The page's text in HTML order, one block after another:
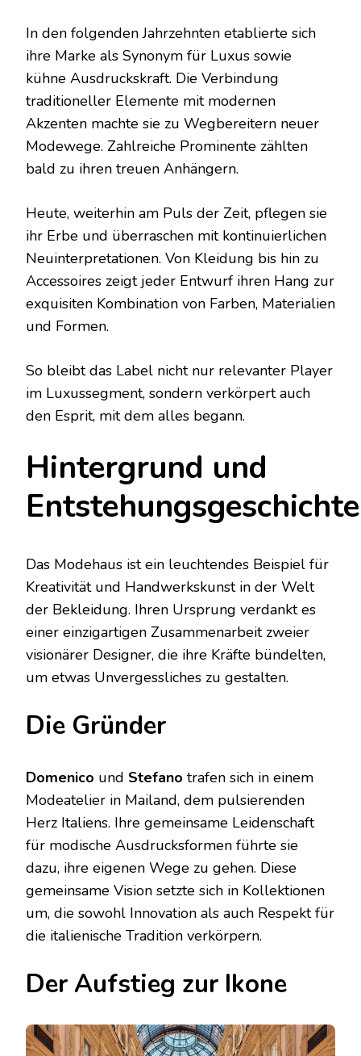
In den folgenden Jahrzehnten etablierte sich
ihre Marke als Synonym für Luxus sowie
kühne Ausdruckskraft. Die Verbindung
traditioneller Elemente mit modernen
Akzenten machte sie zu Wegbereitern neuer
Modewege. Zahlreiche Prominente zählten
bald zu ihren treuen Anhängern.
Heute, weiterhin am Puls der Zeit, pflegen sie
ihr Erbe und überraschen mit kontinuierlichen
Neuinterpretationen. Von Kleidung bis hin zu
Accessoires zeigt jeder Entwurf ihren Hang zur
exquisiten Kombination von Farben, Materialien
und Formen.
So bleibt das Label nicht nur relevanter Player
im Luxussegment, sondern verkörpert auch
den Esprit, mit dem alles begann.
Hintergrund und
Entstehungsgeschichte
Das Modehaus ist ein leuchtendes Beispiel für
Kreativität und Handwerkskunst in der Welt
der Bekleidung. Ihren Ursprung verdankt es
einer einzigartigen Zusammenarbeit zweier
visionärer Designer, die ihre Kräfte bündelten,
um etwas Unvergessliches zu gestalten.
Die Gründer
Domenico und Stefano trafen sich in einem
Modeatelier in Mailand, dem pulsierenden
Herz Italiens. Ihre gemeinsame Leidenschaft
für modische Ausdrucksformen führte sie
dazu, ihre eigenen Wege zu gehen. Diese
gemeinsame Vision setzte sich in Kollektionen
um, die sowohl Innovation als auch Respekt für
die italienische Tradition verkörpern.
Der Aufstieg zur Ikone